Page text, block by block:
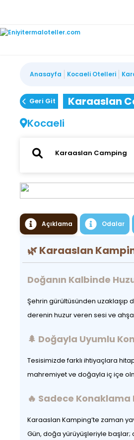
Anasayfa Kocaeli Otelleri
Geri Git
Karaaslan
Kocaeli
Açıklama Odalar
🌿Karaaslan
Doğanın Kalbinde
Şehrin gürültüsünden
derenin huzur veren sesi ve
🌲 Doğayla Uyumlu
Tesisimizde farklı ihtiyaçlara
mahremiyet ve doğayla iç içe
🔥 Sadece Konaklama
Karaaslan Kamping’te zaman
Gün, doğa yürüyüşleriyle başlar;